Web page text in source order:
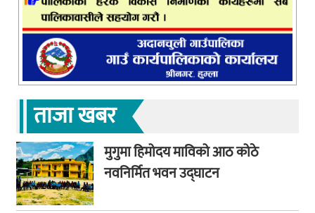
ताजा खबर
मुगुमा हिमोदय माविको आठ कोठे
नवनिर्मित भवन उद्घाटन